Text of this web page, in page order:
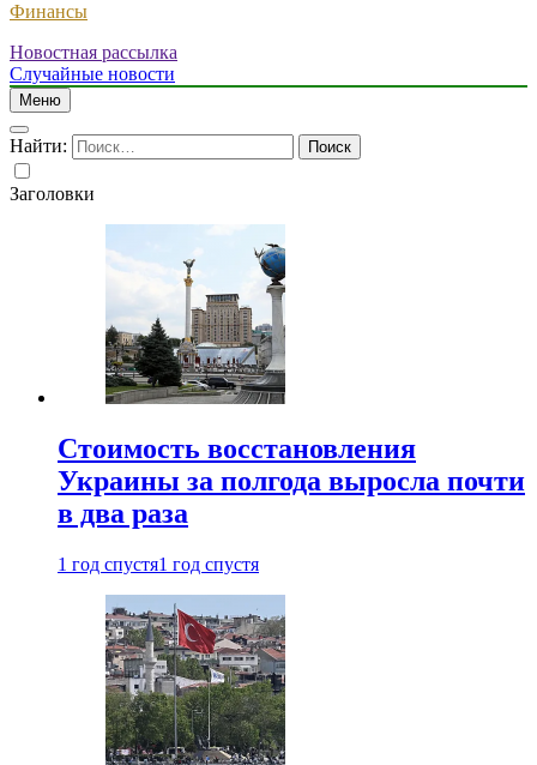
Финансы
Новостная рассылка
Случайные новости
Меню
Найти:
Заголовки
Стоимость восстановления
Украины за полгода выросла почти
в два раза
1 год спустя1 год спустя